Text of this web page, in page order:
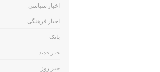
اخبار سیاسی
اخبار فرهنگی
بانک
خبر جدید
خبر روز